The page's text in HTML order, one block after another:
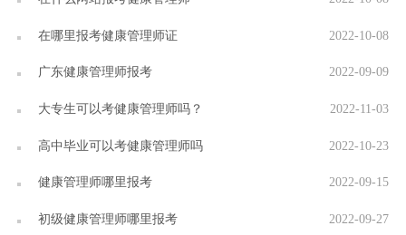
在哪里报考健康管理师证 2022-10-08
广东健康管理师报考 2022-09-09
大专生可以考健康管理师吗？ 2022-11-03
高中毕业可以考健康管理师吗 2022-10-23
健康管理师哪里报考 2022-09-15
初级健康管理师哪里报考 2022-09-27